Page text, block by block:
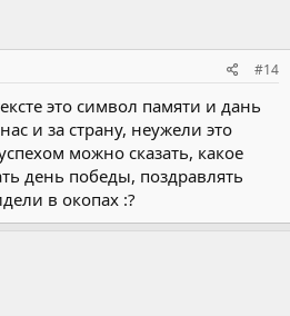
#14
это символ памяти и дань
и за страну, неужели это
можно сказать, какое
день победы, поздравлять
в окопах :?